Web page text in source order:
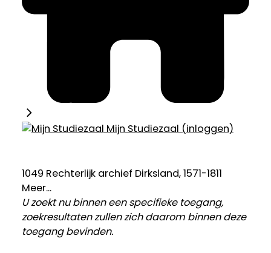
Mijn Studiezaal (inloggen)
1049 Rechterlijk archief Dirksland, 1571-1811
Meer...
U zoekt nu binnen een specifieke toegang,
zoekresultaten zullen zich daarom binnen deze
toegang bevinden.